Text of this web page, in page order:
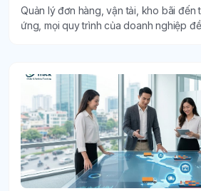
Quản lý đơn hàng, vận tải, kho bãi đến
ứng, mọi quy trình của doanh nghiệp